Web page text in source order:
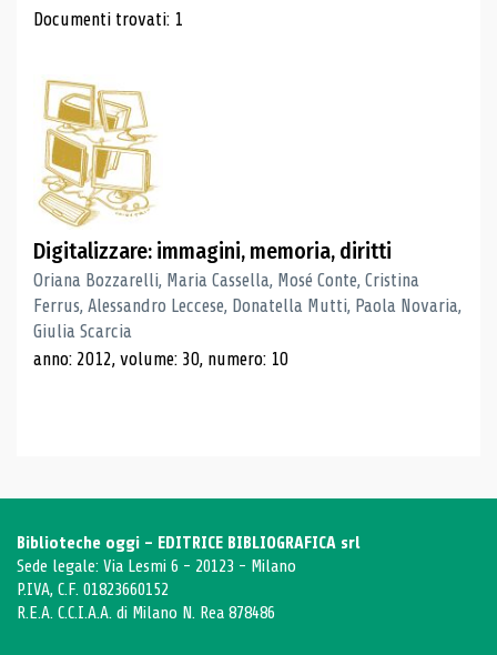
Risultati di ricerca
Documenti trovati: 1
Digitalizzare: immagini, memoria, diritti
Oriana Bozzarelli, Maria Cassella, Mosé Conte, Cristina
Ferrus, Alessandro Leccese, Donatella Mutti, Paola Novaria,
Giulia Scarcia
anno: 2012, volume: 30, numero: 10
Biblioteche oggi - EDITRICE BIBLIOGRAFICA srl
Sede legale: Via Lesmi 6 - 20123 - Milano
P.IVA, C.F. 01823660152
R.E.A. C.C.I.A.A. di Milano N. Rea 878486